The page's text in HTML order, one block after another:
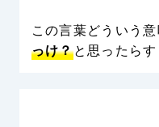
この言葉どういう
っけ？と思ったら